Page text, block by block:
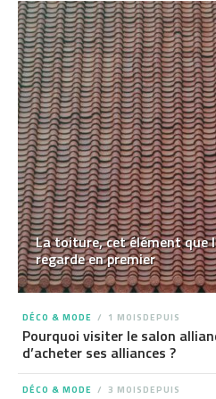
La toiture, cet élément que
regarde en premier
DÉCO & MODE 1 MOISDEPUIS
Pourquoi visiter le salon
d’acheter ses alliances ?
DÉCO & MODE 3 MOISDEPUIS